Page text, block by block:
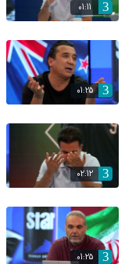
01:11
01:25
02:12
01:25